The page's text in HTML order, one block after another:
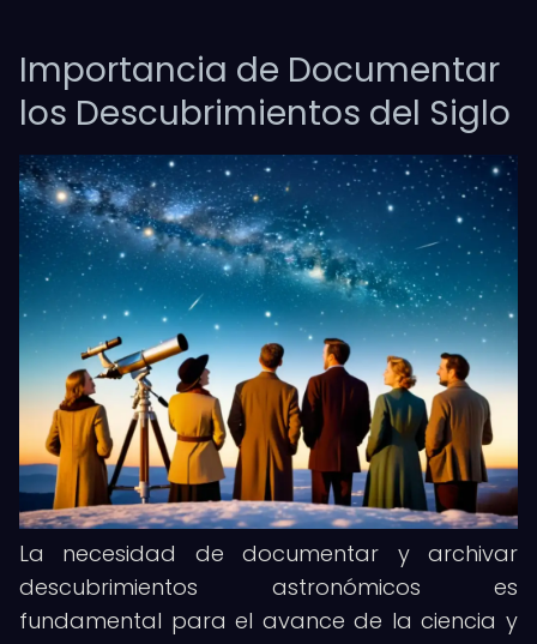
Importancia de Documentar
los Descubrimientos del Siglo
La necesidad de documentar y archivar
descubrimientos astronómicos es
fundamental para el avance de la ciencia y